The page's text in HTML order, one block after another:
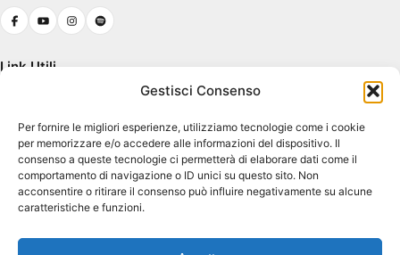
Gestisci Consenso
Per fornire le migliori esperienze, utilizziamo tecnologie come i cookie
per memorizzare e/o accedere alle informazioni del dispositivo. Il
consenso a queste tecnologie ci permetterà di elaborare dati come il
comportamento di navigazione o ID unici su questo sito. Non
acconsentire o ritirare il consenso può influire negativamente su alcune
caratteristiche e funzioni.
Link Utili
Cookie Policy (UE)
Terms & Conditions
Contatti
Piazza Pugliatti, 1